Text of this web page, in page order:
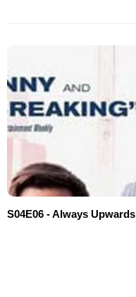
S04E06 - Always Upwards